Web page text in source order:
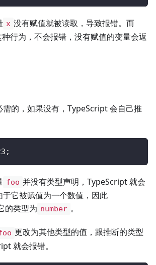
x 没有赋值就被读取，导致报错。而
行为，不会报错，没有赋值的变量会返
需的，如果没有，TypeScript 会自己推
;
foo 并没有类型声明，TypeScript 就会
它被赋值为一个数值，因此
的类型为 number 。
更改为其他类型的值，跟推断的类型
就会报错。